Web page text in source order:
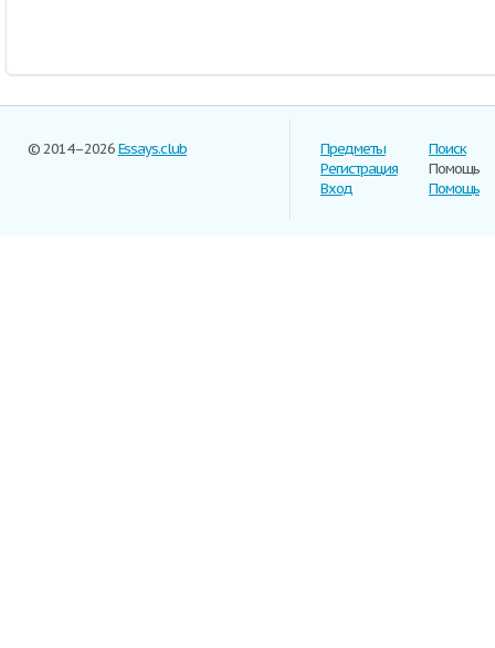
© 2014–2026Essays.club
Предметы
Регистрация
Вход
Поиск
Помощь
Помощь